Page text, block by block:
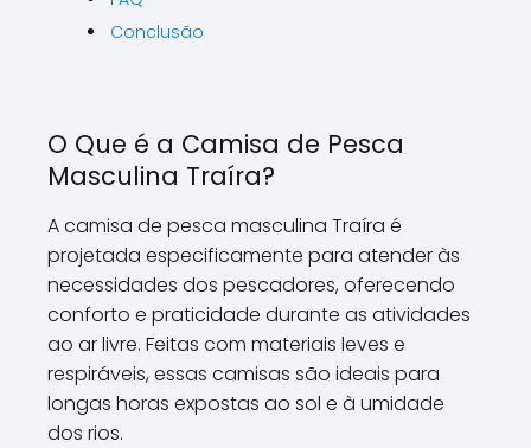
Conclusão
O Que é a Camisa de Pesca
Masculina Traíra?
A camisa de pesca masculina Traíra é
projetada especificamente para atender às
necessidades dos pescadores, oferecendo
conforto e praticidade durante as atividades
ao ar livre. Feitas com materiais leves e
respiráveis, essas camisas são ideais para
longas horas expostas ao sol e à umidade
dos rios.